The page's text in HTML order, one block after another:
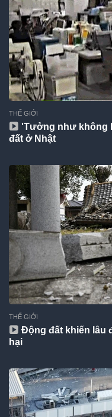
THẾ GIỚI
'Tưởng như không
đất ở Nhật
THẾ GIỚI
Động đất khiến lâu
hại